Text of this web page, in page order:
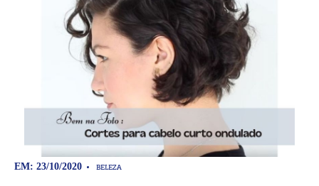
EM: 23/10/2020 BELEZA